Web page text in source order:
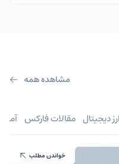
مشاهده همه
ارز دیجیتال مقالات فارکس
خواندن مطلب